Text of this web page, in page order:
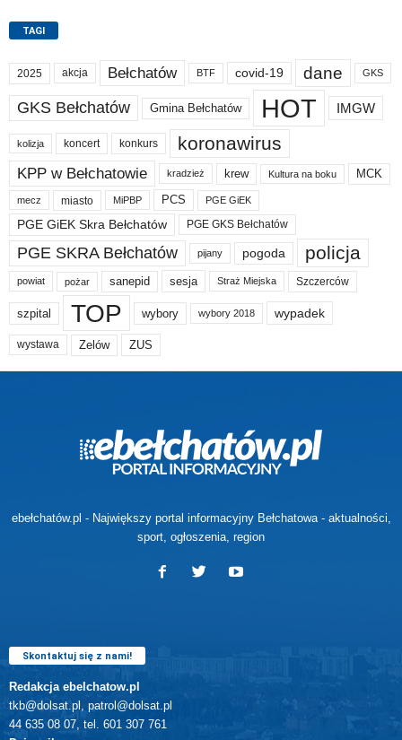
TAGI
2025 akcja Bełchatów BTF covid-19 dane GKS
GKS Bełchatów Gmina Bełchatów HOT IMGW
kolizja koncert konkurs koronawirus
KPP w Bełchatowie kradzież krew Kultura na boku MCK
mecz miasto MiPBP PCS PGE GiEK
PGE GiEK Skra Bełchatów PGE GKS Bełchatów
PGE SKRA Bełchatów pijany pogoda policja
powiat pożar sanepid sesja Straż Miejska Szczerców
szpital TOP wybory wybory 2018 wypadek
wystawa Zelów ZUS
ebełchatów.pl - Największy portal informacyjny Bełchatowa - aktualności,
sport, ogłoszenia, region
Skontaktuj się z nami!
Redakcja ebelchatow.pl
tkb@dolsat.pl, patrol@dolsat.pl
44 635 08 07, tel. 601 307 761